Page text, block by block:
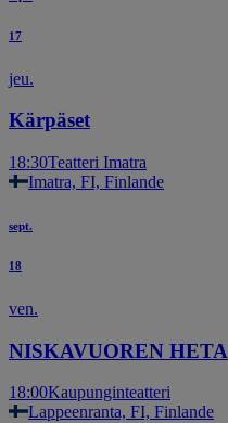
17
jeu.
Kärpäset
18:30Teatteri Imatra
Imatra, FI, Finlande
sept.
18
ven.
NISKAVUOREN HETA
18:00Kaupunginteatteri
Lappeenranta, FI, Finlande